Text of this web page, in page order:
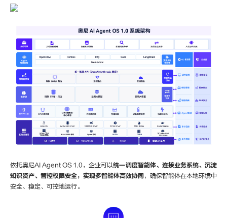
依托奥尼AI Agent OS 1.0，企业可以统一调度智能体、连接业务系统、沉淀
知识资产、管控权限安全，实现多智能体高效协同 ，确保智能体在本地环境中
安全、稳定、可控地运行。